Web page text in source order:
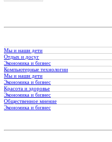
Мы и наши дети
Отдых и досуг
Экономика и бизнес
Компьютерные технологии
Мы и наши дети
Экономика и бизнес
Красота и здоровье
Экономика и бизнес
Общественное мнение
Экономика и бизнес